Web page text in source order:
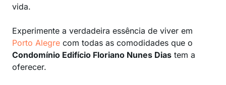
vida.
Experimente a verdadeira essência de viver em
Porto Alegre com todas as comodidades que o
Condomínio Edifício Floriano Nunes Dias tem a
oferecer.